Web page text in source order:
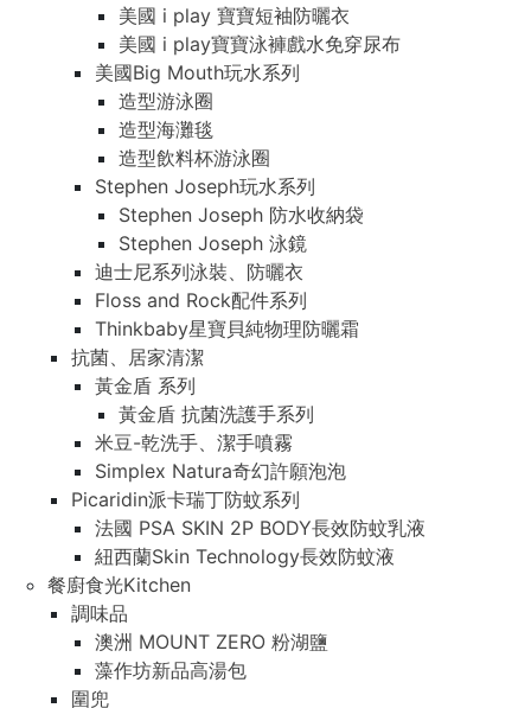
美國 i play 寶寶短袖防曬衣
美國 i play寶寶泳褲戲水免穿尿布
美國Big Mouth玩水系列
造型游泳圈
造型海灘毯
造型飲料杯游泳圈
Stephen Joseph玩水系列
Stephen Joseph 防水收納袋
Stephen Joseph 泳鏡
迪士尼系列泳裝、防曬衣
Floss and Rock配件系列
Thinkbaby星寶貝純物理防曬霜
抗菌、居家清潔
黃金盾 系列
黃金盾 抗菌洗護手系列
米豆-乾洗手、潔手噴霧
Simplex Natura奇幻許願泡泡
Picaridin派卡瑞丁防蚊系列
法國 PSA SKIN 2P BODY長效防蚊乳液
紐西蘭Skin Technology長效防蚊液
餐廚食光Kitchen
調味品
澳洲 MOUNT ZERO 粉湖鹽
藻作坊新品高湯包
圍兜